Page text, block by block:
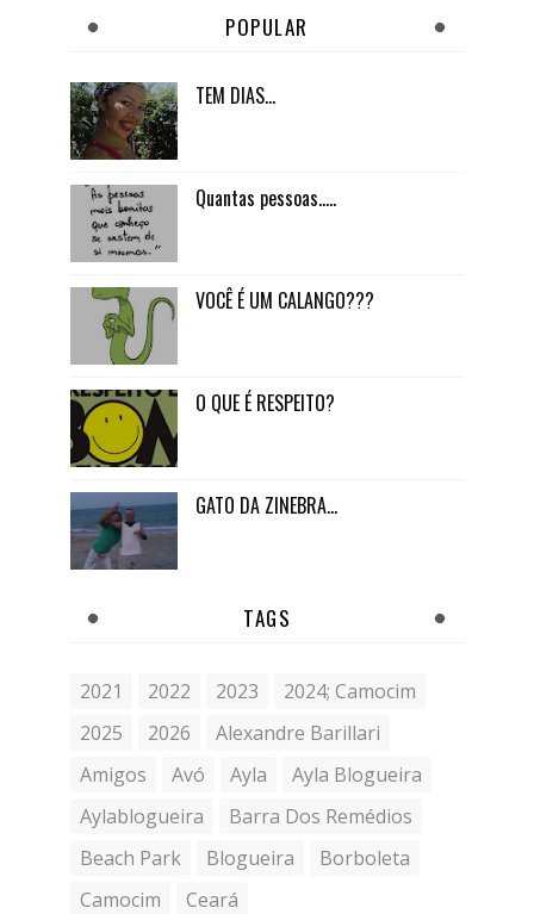
POPULAR
TEM DIAS...
Quantas pessoas.....
VOCÊ É UM CALANGO???
O QUE É RESPEITO?
GATO DA ZINEBRA...
TAGS
2021 2022 2023
2024; Camocim
2025
2026
Alexandre Barillari
Amigos
Avó Ayla
Ayla Blogueira
Aylablogueira
Barra Dos Remédios
Beach Park
Blogueira
Borboleta
Camocim
Ceará